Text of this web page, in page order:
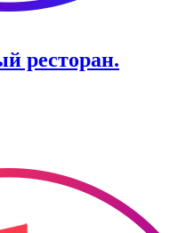
ресторан.